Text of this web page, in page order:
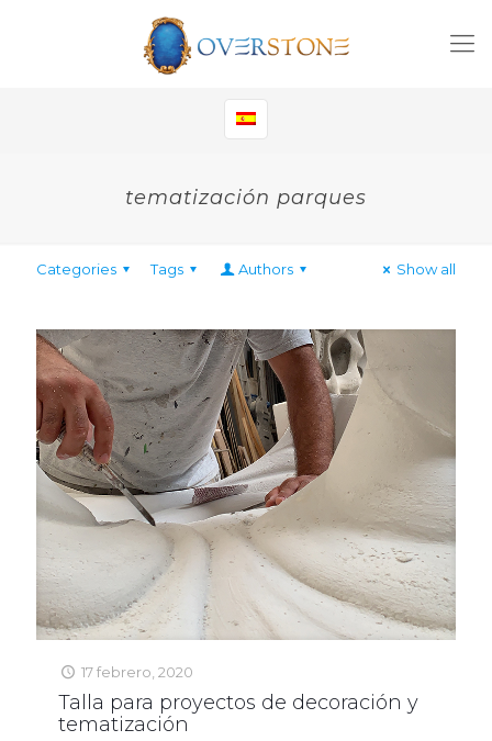
tematización parques
Categories Tags Authors Show all
17 febrero, 2020
Talla para proyectos de decoración y
tematización